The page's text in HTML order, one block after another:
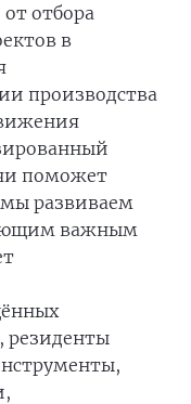
отбора
в
производства
поможет
развиваем
важным
резиденты